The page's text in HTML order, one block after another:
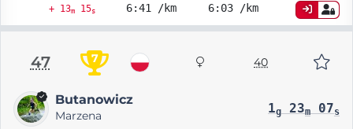
+ 13m15s 6:41 /km 6:03 /km
47 7 40
Butanowicz
Marzena 1g23m07s